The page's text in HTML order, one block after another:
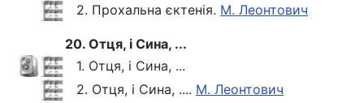
2. Прохальна єктенія. М. Леонтович
20. Отця, і Сина, ...
1. Отця, і Сина, ...
2. Отця, і Сина, .... М. Леонтович